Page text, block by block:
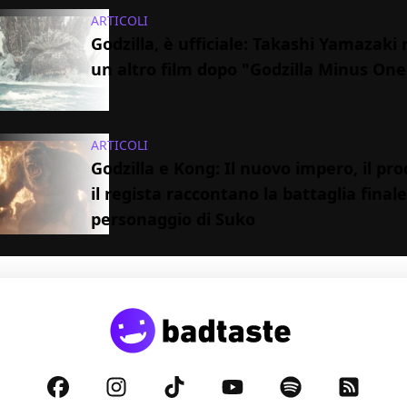
ARTICOLI
Godzilla, è ufficiale: Takashi Yamazaki
un altro film dopo "Godzilla Minus One"
ARTICOLI
Godzilla e Kong: Il nuovo impero, il
il regista raccontano la battaglia finale
personaggio di Suko